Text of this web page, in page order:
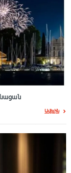
Ավելին